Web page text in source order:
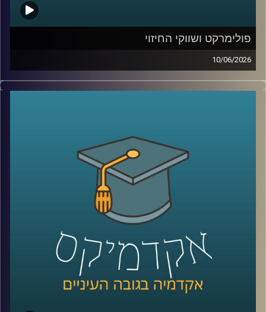
פולימרקט ושווקי החיזוי
10/06/2026
האם ישו יחזור בשנת 2026?
האם תהיה תקיפה באיראן לפני סוף החודש?
והאם האנושות תגלה חיים מחוץ לכדור הארץ?
כל אלה היו הימורים אמיתיים בפלטפורמתPolymarket
כן, אנשים ברחבי העולם שמים כסף אמיתי על העתיד. על
מלחמות, פוליטיקה, דת, אסונות ואפילו סוף העולם.
ובזמן שרובנו צורכים חדשות כדי להבין מה קורה, יש אנשים
שפשוט נכנסים לפולימרקט כדי לראות “מה הסיכויים” ועל
הדרך גם מרוויחים כסף.
אז מה זה בכלל שוק חיזוי?
למה אנשים התחילו להאמין לפלטפורמות האלה יותר מלסקרים